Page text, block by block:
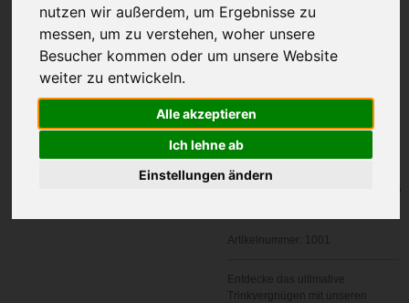
nutzen wir außerdem, um Ergebnisse zu
messen, um zu verstehen, woher unsere
Besucher kommen oder um unsere Website
weiter zu entwickeln.
Alle akzeptieren
Ich lehne ab
Einstellungen ändern
Art
Artikelnummer:
Entdecke das ultimative
Trinkvergnügen mit unseren